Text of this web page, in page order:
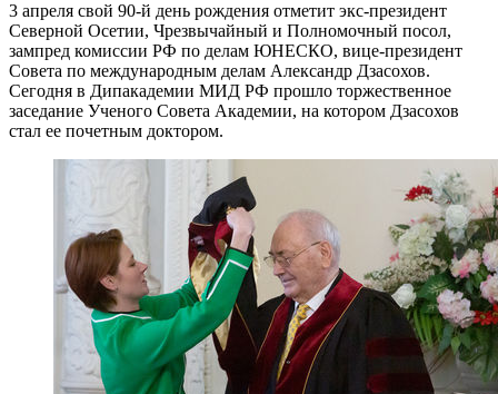
3 апреля свой 90-й день рождения отметит экс-президент
Северной Осетии, Чрезвычайный и Полномочный посол,
зампред комиссии РФ по делам ЮНЕСКО, вице-президент
Совета по международным делам Александр Дзасохов.
Сегодня в Дипакадемии МИД РФ прошло торжественное
заседание Ученого Совета Академии, на котором Дзасохов
стал ее почетным доктором.